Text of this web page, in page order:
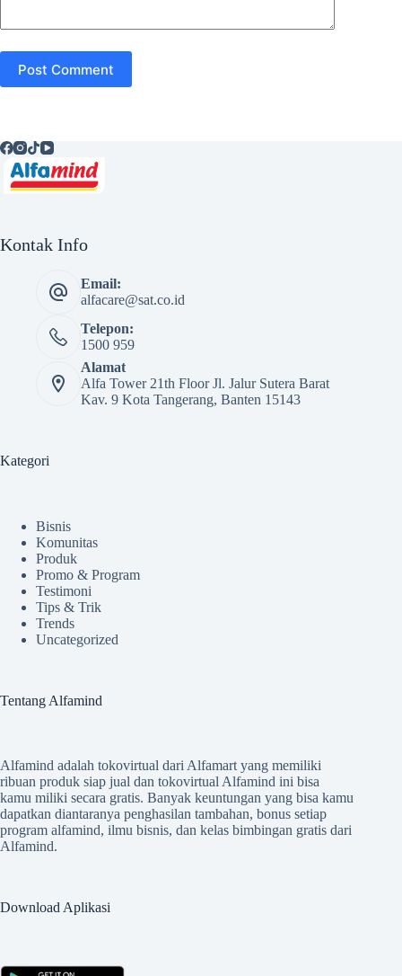
Post Comment
Kontak Info
Email:
alfacare@sat.co.id
Telepon:
1500 959
Alamat
Alfa Tower 21th Floor Jl. Jalur Sutera Barat
Kav. 9 Kota Tangerang, Banten 15143
Kategori
Bisnis
Komunitas
Produk
Promo & Program
Testimoni
Tips & Trik
Trends
Uncategorized
Tentang Alfamind
Alfamind adalah tokovirtual dari Alfamart yang memiliki
ribuan produk siap jual dan tokovirtual Alfamind ini bisa
kamu miliki secara gratis. Banyak keuntungan yang bisa kamu
dapatkan diantaranya penghasilan tambahan, bonus setiap
program alfamind, ilmu bisnis, dan kelas bimbingan gratis dari
Alfamind.
Download Aplikasi